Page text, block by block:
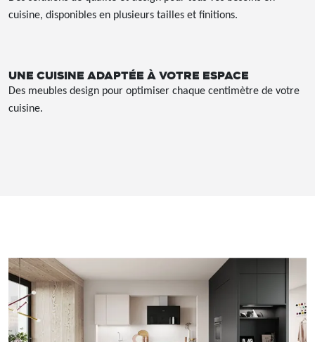
cuisine, disponibles en plusieurs tailles et finitions.
UNE CUISINE ADAPTÉE À VOTRE ESPACE
Des meubles design pour optimiser chaque centimètre de votre
cuisine.